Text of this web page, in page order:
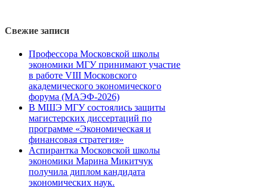
Свежие записи
Профессора Московской школы
экономики МГУ принимают участие
в работе VIII Московского
академического экономического
форума (МАЭФ-2026)
В МШЭ МГУ состоялись защиты
магистерских диссертаций по
программе «Экономическая и
финансовая стратегия»
Аспирантка Московской школы
экономики Марина Микитчук
получила диплом кандидата
экономических наук.